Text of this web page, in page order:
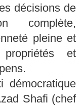
décisions de
complète,
pleine et
et
démocratique
Shafi (chef